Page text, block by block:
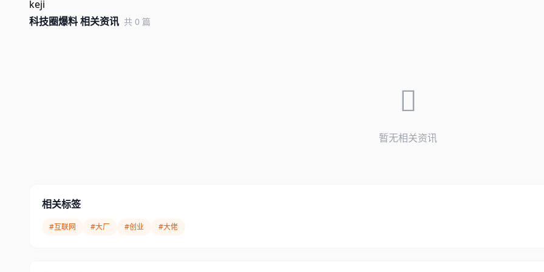
keji
科技圈爆料 相关资讯 共 0 篇
暂无相关资讯
相关标签
#互联网 #大厂 #创业 #大佬